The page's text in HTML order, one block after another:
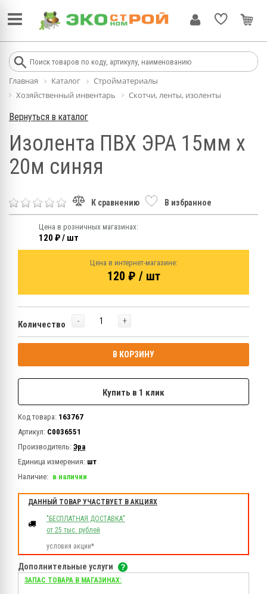
Главная Каталог
Стройматериалы
Хозяйственный инвентарь
Скотчи, ленты, изоленты
Вернуться в каталог
Изолента ПВХ ЭРА 15мм х
20м синяя
К сравнению В избранное
Цена в розничных магазинах:
120 ₽ / шт
Цена в интернет-магазине:
120 ₽ / шт
Количество - +
В КОРЗИНУ
Купить в 1 клик
Код товара: 163767
Артикул: C0036551
Производитель: Эра
Единица измерения: шт
Наличие: в наличии
ДАННЫЙ ТОВАР УЧАСТВУЕТ В АКЦИЯХ
"БЕСПЛАТНАЯ ДОСТАВКА"
от 25 тыс. рублей
условия акции*
Дополнительные услуги
ЗАПАС ТОВАРА В МАГАЗИНАХ: